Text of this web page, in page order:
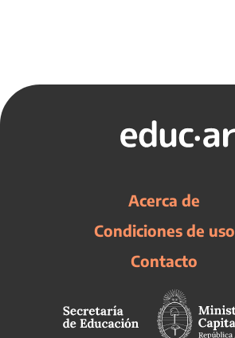
Acerca de
Condiciones de uso
Contacto